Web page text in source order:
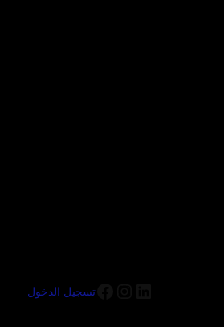
تسجيل الدخول